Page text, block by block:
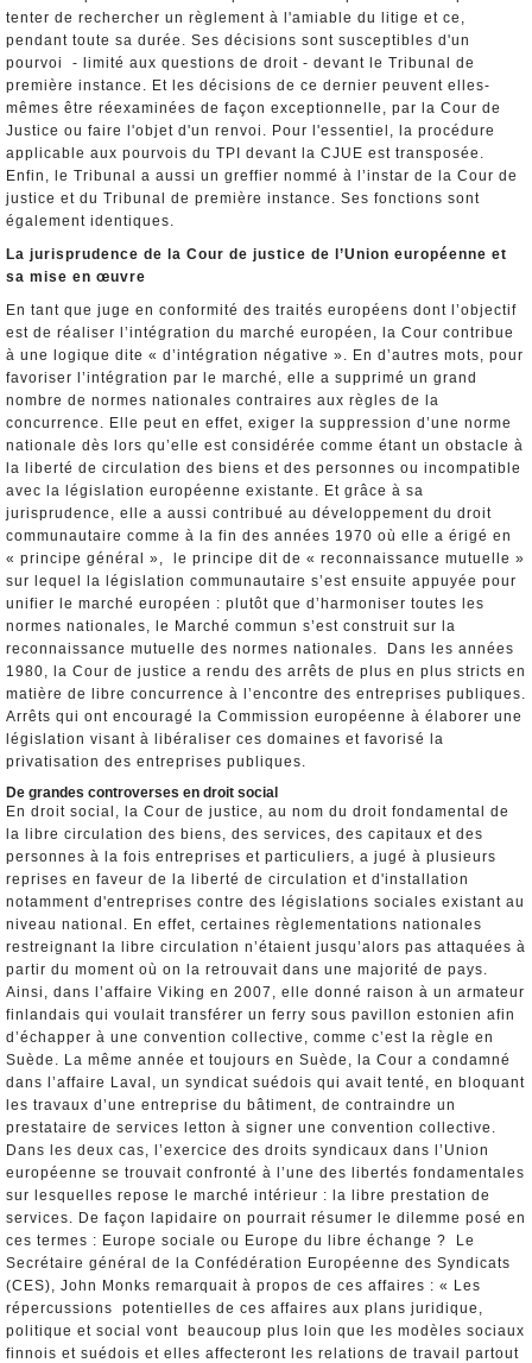
tenter de rechercher un règlement à l'amiable du litige et ce,
pendant toute sa durée. Ses décisions sont susceptibles d'un
pourvoi - limité aux questions de droit - devant le Tribunal de
première instance. Et les décisions de ce dernier peuvent elles-
mêmes être réexaminées de façon exceptionnelle, par la Cour de
Justice ou faire l'objet d'un renvoi. Pour l'essentiel, la procédure
applicable aux pourvois du TPI devant la CJUE est transposée.
Enfin, le Tribunal a aussi un greffier nommé à l’instar de la Cour de
justice et du Tribunal de première instance. Ses fonctions sont
également identiques.
La jurisprudence de la Cour de justice de l’Union européenne et
sa mise en œuvre
En tant que juge en conformité des traités européens dont l’objectif
est de réaliser l’intégration du marché européen, la Cour contribue
à une logique dite « d’intégration négative ». En d’autres mots, pour
favoriser l’intégration par le marché, elle a supprimé un grand
nombre de normes nationales contraires aux règles de la
concurrence. Elle peut en effet, exiger la suppression d’une norme
nationale dès lors qu’elle est considérée comme étant un obstacle à
la liberté de circulation des biens et des personnes ou incompatible
avec la législation européenne existante. Et grâce à sa
jurisprudence, elle a aussi contribué au développement du droit
communautaire comme à la fin des années 1970 où elle a érigé en
« principe général », le principe dit de « reconnaissance mutuelle »
sur lequel la législation communautaire s’est ensuite appuyée pour
unifier le marché européen : plutôt que d’harmoniser toutes les
normes nationales, le Marché commun s’est construit sur la
reconnaissance mutuelle des normes nationales. Dans les années
1980, la Cour de justice a rendu des arrêts de plus en plus stricts en
matière de libre concurrence à l’encontre des entreprises publiques.
Arrêts qui ont encouragé la Commission européenne à élaborer une
législation visant à libéraliser ces domaines et favorisé la
privatisation des entreprises publiques.
De grandes controverses en droit social
En droit social, la Cour de justice, au nom du droit fondamental de
la libre circulation des biens, des services, des capitaux et des
personnes à la fois entreprises et particuliers, a jugé à plusieurs
reprises en faveur de la liberté de circulation et d'installation
notamment d'entreprises contre des législations sociales existant au
niveau national. En effet, certaines règlementations nationales
restreignant la libre circulation n’étaient jusqu’alors pas attaquées à
partir du moment où on la retrouvait dans une majorité de pays.
Ainsi, dans l’affaire Viking en 2007, elle donné raison à un armateur
finlandais qui voulait transférer un ferry sous pavillon estonien afin
d’échapper à une convention collective, comme c’est la règle en
Suède. La même année et toujours en Suède, la Cour a condamné
dans l’affaire Laval, un syndicat suédois qui avait tenté, en bloquant
les travaux d’une entreprise du bâtiment, de contraindre un
prestataire de services letton à signer une convention collective.
Dans les deux cas, l’exercice des droits syndicaux dans l’Union
européenne se trouvait confronté à l’une des libertés fondamentales
sur lesquelles repose le marché intérieur : la libre prestation de
services. De façon lapidaire on pourrait résumer le dilemme posé en
ces termes : Europe sociale ou Europe du libre échange ? Le
Secrétaire général de la Confédération Européenne des Syndicats
(CES), John Monks remarquait à propos de ces affaires : « Les
répercussions potentielles de ces affaires aux plans juridique,
politique et social vont beaucoup plus loin que les modèles sociaux
finnois et suédois et elles affecteront les relations de travail partout